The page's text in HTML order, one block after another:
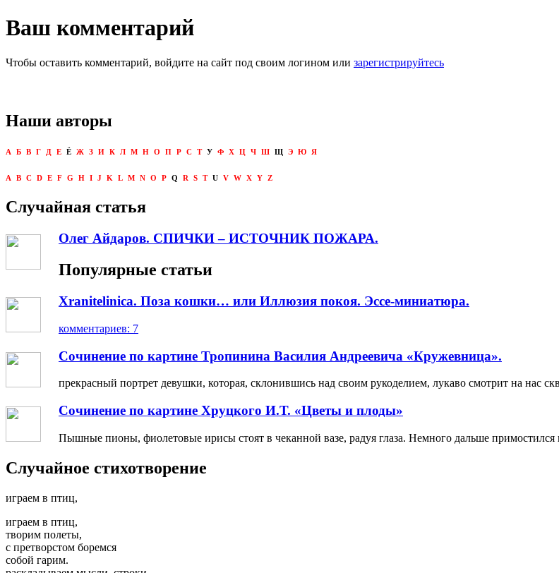
Ваш комментарий
Чтобы оставить комментарий, войдите на сайт под своим логином или зарегистрируйтесь
Наши авторы
А Б В Г Д Е Ё Ж З И К Л М Н О П Р С Т У Ф Х Ц Ч Ш Щ Э Ю Я
A B C D E F G H I J K L M N O P Q R S T U V W X Y Z
Случайная статья
Олег Айдаров. СПИЧКИ – ИСТОЧНИК ПОЖАРА.
Популярные статьи
Xranitelinica. Поза кошки… или Иллюзия покоя. Эссе-миниатюра.
комментариев: 7
Сочинение по картине Тропинина Василия Андреевича «Кружевница».
прекрасный портрет девушки, которая, склонившись над своим рукоделием, лукаво смотрит на нас
Сочинение по картине Хруцкого И.Т. «Цветы и плоды»
Пышные пионы, фиолетовые ирисы стоят в чеканной вазе, радуя глаза. Немного дальше примостился
Случайное стихотворение
играем в птиц,
играем в птиц,
творим полеты,
с претворстом боремся
собой гарим.